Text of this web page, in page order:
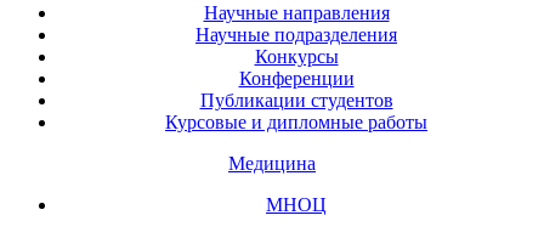
Научные направления
Научные подразделения
Конкурсы
Конференции
Публикации студентов
Курсовые и дипломные работы
Медицина
МНОЦ